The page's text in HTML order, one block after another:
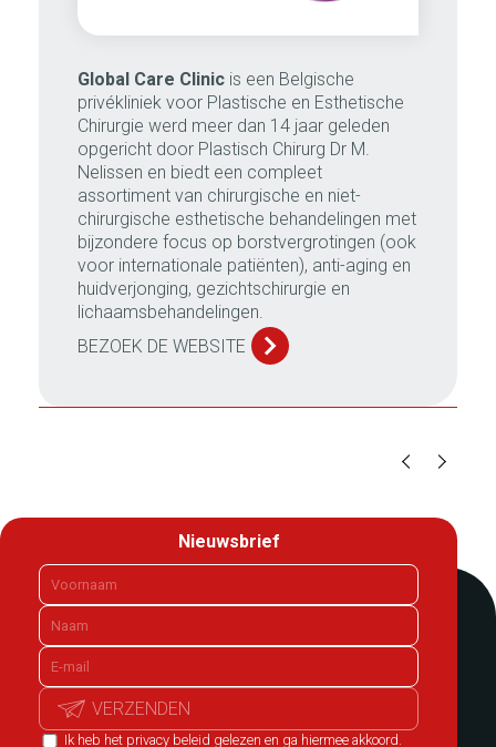
Global Care Clinic is een Belgische
privékliniek voor Plastische en Esthetische
Chirurgie werd meer dan 14 jaar geleden
opgericht door Plastisch Chirurg Dr M.
Nelissen en biedt een compleet
assortiment van chirurgische en niet-
chirurgische esthetische behandelingen met
bijzondere focus op borstvergrotingen (ook
voor internationale patiënten), anti-aging en
huidverjonging, gezichtschirurgie en
lichaamsbehandelingen.
BEZOEK DE WEBSITE
Nieuwsbrief
Ik heb het privacy beleid gelezen en ga hiermee akkoord.
VERZENDEN